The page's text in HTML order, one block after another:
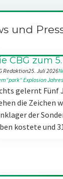
und
CBG zum
Redaktion25. Juli 2026
Explosion
gelernt Fünf
die Zeichen
der
kostete und